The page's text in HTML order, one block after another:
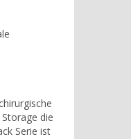
die
Serie ist